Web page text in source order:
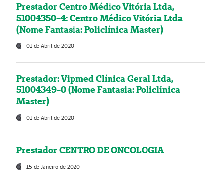
Prestador Centro Médico Vitória Ltda,
51004350-4: Centro Médico Vitória Ltda
(Nome Fantasia: Policlínica Master)
01 de Abril de 2020
Prestador: Vipmed Clínica Geral Ltda,
51004349-0 (Nome Fantasia: Policlínica
Master)
01 de Abril de 2020
Prestador CENTRO DE ONCOLOGIA
15 de Janeiro de 2020